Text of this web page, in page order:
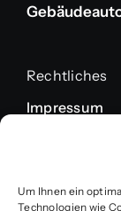
Um Ihnen ein
Technologien wie
Rechtliches
Impressum
Förderung